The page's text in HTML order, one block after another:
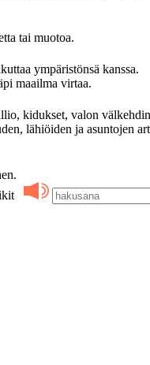
tai muotoa.
ympäristönsä kanssa.
maailma virtaa.
kidukset, valon
lähiöiden ja asuntojen